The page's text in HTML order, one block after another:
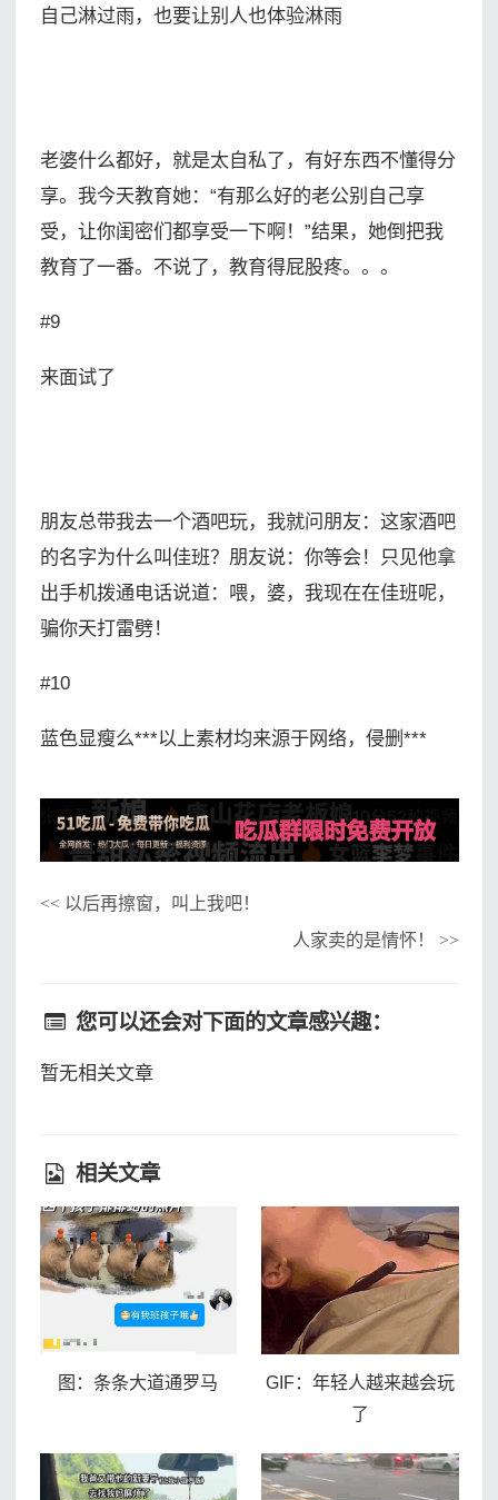
自己淋过雨，也要让别人也体验淋雨
老婆什么都好，就是太自私了，有好东西不懂得分
享。我今天教育她：“有那么好的老公别自己享
受，让你闺密们都享受一下啊！”结果，她倒把我
教育了一番。不说了，教育得屁股疼。。。
#9
来面试了
朋友总带我去一个酒吧玩，我就问朋友：这家酒吧
的名字为什么叫佳班？朋友说：你等会！只见他拿
出手机拨通电话说道：喂，婆，我现在在佳班呢，
骗你天打雷劈！
#10
蓝色显瘦么***以上素材均来源于网络，侵删***
<<以后再擦窗，叫上我吧！
人家卖的是情怀！ >>
您可以还会对下面的文章感兴趣：
暂无相关文章
相关文章
图：条条大道通罗马
GIF：​年轻人越来越会玩
了